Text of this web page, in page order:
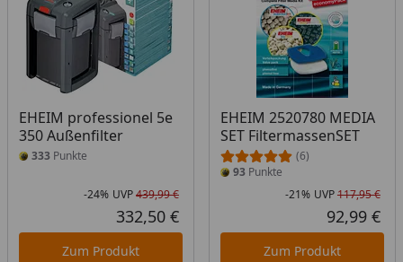
EHEIM professionel 5e
350 Außenfilter
333 Punkte
Rabatt in Prozent
-24%
Ursprünglicher Preis
UVP439,99 €
Aktueller Preis
332,50 €
Zum Produkt
EHEIM 2520780 MEDIA
SET FiltermassenSET
(6)
93Punkte
-21% UVP117,95 €
92,99 €
Zum Produkt